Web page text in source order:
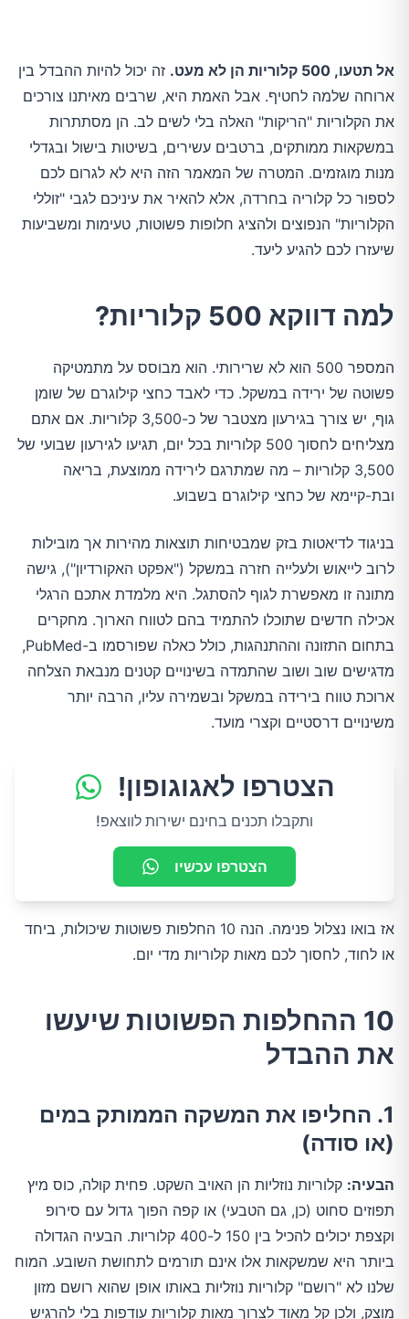
אל תטעו, 500 קלוריות הן לא מעט.
זה יכול להיות ההבדל בין
ארוחה שלמה לחטיף. אבל האמת היא, שרבים מאיתנו צורכים
את הקלוריות "הריקות" האלה בלי לשים לב. הן מסתתרות
במשקאות ממותקים, ברטבים עשירים, בשיטות בישול ובגדלי
מנות מוגזמים. המטרה של המאמר הזה היא לא לגרום לכם
לספור כל קלוריה בחרדה, אלא להאיר את עיניכם לגבי "זוללי
הקלוריות" הנפוצים ולהציג חלופות פשוטות, טעימות ומשביעות
שיעזרו לכם להגיע ליעד.
למה דווקא 500 קלוריות?
המספר 500 הוא לא שרירותי. הוא מבוסס על מתמטיקה
פשוטה של ירידה במשקל. כדי לאבד כחצי קילוגרם של שומן
גוף, יש צורך בגירעון מצטבר של כ-3,500 קלוריות. אם אתם
מצליחים לחסוך 500 קלוריות בכל יום, תגיעו לגירעון שבועי של
3,500 קלוריות – מה שמתרגם לירידה ממוצעת, בריאה
ובת-קיימא של כחצי קילוגרם בשבוע.
בניגוד לדיאטות בזק שמבטיחות תוצאות מהירות אך מובילות
לרוב לייאוש ולעלייה חזרה במשקל ("אפקט האקורדיון"), גישה
מתונה זו מאפשרת לגוף להסתגל. היא מלמדת אתכם הרגלי
אכילה חדשים שתוכלו להתמיד בהם לטווח הארוך. מחקרים
בתחום התזונה וההתנהגות, כולל כאלה שפורסמו ב-PubMed,
מדגישים שוב ושוב שהתמדה בשינויים קטנים מנבאת הצלחה
ארוכת טווח בירידה במשקל ובשמירה עליו, הרבה יותר
משינויים דרסטיים וקצרי מועד.
הצטרפו לאגוגופון!
ותקבלו תכנים בחינם ישירות לווצאפ!
הצטרפו עכשיו
אז בואו נצלול פנימה. הנה 10 החלפות פשוטות שיכולות, ביחד
או לחוד, לחסוך לכם מאות קלוריות מדי יום.
10 ההחלפות הפשוטות שיעשו
את ההבדל
1. החליפו את המשקה הממותק במים
(או סודה)
הבעיה: קלוריות נוזליות הן האויב השקט. פחית קולה, כוס מיץ
תפוזים סחוט (כן, גם הטבעי) או קפה הפוך גדול עם סירופ
וקצפת יכולים להכיל בין 150 ל-400 קלוריות. הבעיה הגדולה
ביותר היא שמשקאות אלו אינם תורמים לתחושת השובע. המוח
שלנו לא "רושם" קלוריות נוזליות באותו אופן שהוא רושם מזון
מוצק, ולכן קל מאוד לצרוך מאות קלוריות עודפות בלי להרגיש